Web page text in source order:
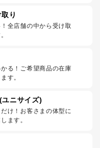
り
全店舗の中から受け取
る！ご希望商品の在庫
す。
ニサイズ)
け！お客さまの体型に
ます。